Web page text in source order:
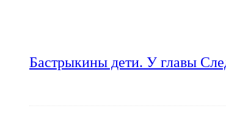
Бастрыкины дети. У главы